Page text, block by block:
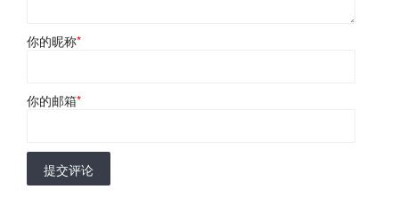
你的昵称*
你的邮箱*
提交评论